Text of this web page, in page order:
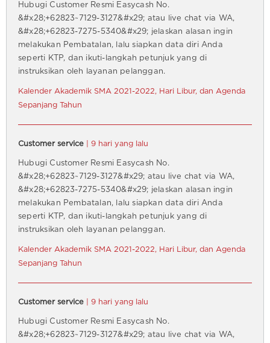
Hubugi Customer Resmi Easycash No.
&#x28;+62823~7129-3127&#x29; atau live chat via WA,
&#x28;+62823-7275-5340&#x29; jelaskan alasan ingin
melakukan Pembatalan, lalu siapkan data diri Anda
seperti KTP, dan ikuti-langkah petunjuk yang di
instruksikan oleh layanan pelanggan.
Kalender Akademik SMA 2021-2022, Hari Libur, dan Agenda
Sepanjang Tahun
Customer service | 9 hari yang lalu
Hubugi Customer Resmi Easycash No.
&#x28;+62823~7129-3127&#x29; atau live chat via WA,
&#x28;+62823-7275-5340&#x29; jelaskan alasan ingin
melakukan Pembatalan, lalu siapkan data diri Anda
seperti KTP, dan ikuti-langkah petunjuk yang di
instruksikan oleh layanan pelanggan.
Kalender Akademik SMA 2021-2022, Hari Libur, dan Agenda
Sepanjang Tahun
Customer service | 9 hari yang lalu
Hubugi Customer Resmi Easycash No.
&#x28;+62823~7129-3127&#x29; atau live chat via WA,